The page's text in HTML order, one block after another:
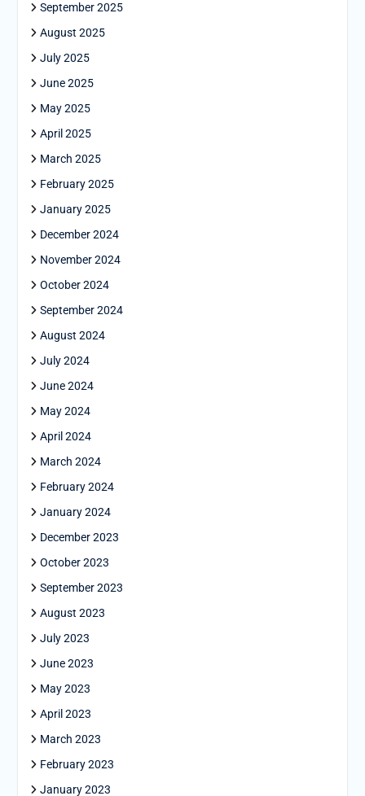
September 2025
August 2025
July 2025
June 2025
May 2025
April 2025
March 2025
February 2025
January 2025
December 2024
November 2024
October 2024
September 2024
August 2024
July 2024
June 2024
May 2024
April 2024
March 2024
February 2024
January 2024
December 2023
October 2023
September 2023
August 2023
July 2023
June 2023
May 2023
April 2023
March 2023
February 2023
January 2023